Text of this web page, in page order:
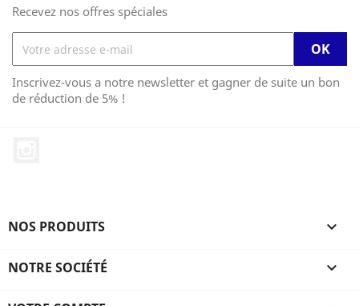
Recevez nos offres spéciales
Inscrivez-vous a notre newsletter et gagner de suite un bon
de réduction de 5% !
NOS PRODUITS 
NOTRE SOCIÉTÉ 